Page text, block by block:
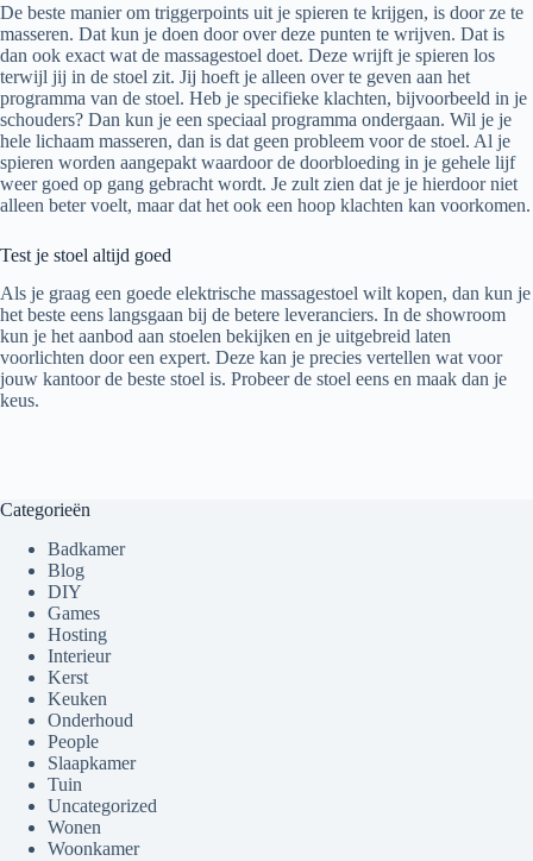
De beste manier om triggerpoints uit je spieren te krijgen, is door ze te
masseren. Dat kun je doen door over deze punten te wrijven. Dat is
dan ook exact wat de massagestoel doet. Deze wrijft je spieren los
terwijl jij in de stoel zit. Jij hoeft je alleen over te geven aan het
programma van de stoel. Heb je specifieke klachten, bijvoorbeeld in je
schouders? Dan kun je een speciaal programma ondergaan. Wil je je
hele lichaam masseren, dan is dat geen probleem voor de stoel. Al je
spieren worden aangepakt waardoor de doorbloeding in je gehele lijf
weer goed op gang gebracht wordt. Je zult zien dat je je hierdoor niet
alleen beter voelt, maar dat het ook een hoop klachten kan voorkomen.
Test je stoel altijd goed
Als je graag een goede elektrische massagestoel wilt kopen, dan kun je
het beste eens langsgaan bij de betere leveranciers. In de showroom
kun je het aanbod aan stoelen bekijken en je uitgebreid laten
voorlichten door een expert. Deze kan je precies vertellen wat voor
jouw kantoor de beste stoel is. Probeer de stoel eens en maak dan je
keus.
Categorieën
Badkamer
Blog
DIY
Games
Hosting
Interieur
Kerst
Keuken
Onderhoud
People
Slaapkamer
Tuin
Uncategorized
Wonen
Woonkamer